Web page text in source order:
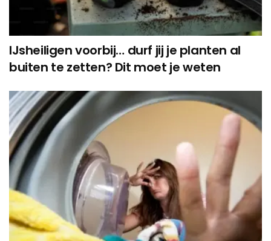
IJsheiligen voorbij… durf jij je planten al
buiten te zetten? Dit moet je weten